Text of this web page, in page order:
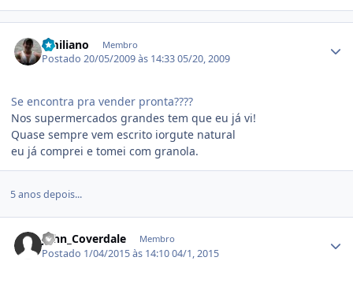
Emiliano Membro
Postado20/05/2009 às 14:3305/20, 2009
Se encontra pra vender pronta????
Nos supermercados grandes tem que eu já vi!
Quase sempre vem escrito iorgute natural
eu já comprei e tomei com granola.
5 anos depois...
John_Coverdale Membro
Postado 1/04/2015 às 14:1004/1, 2015